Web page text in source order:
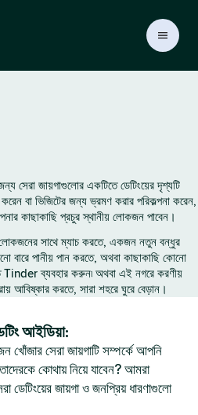
সেরা জায়গাগুলোর একটিতে ডেটিংয়ের দৃশ্যটি
বা ভিজিটের জন্য ভ্রমণ করার পরিকল্পনা করেন,
কাছাকাছি প্রচুর স্থানীয় লোকজন পাবেন।
সাথে ম্যাচ করতে, একজন নতুন বন্ধুর
বারে পানীয় পান করতে, অথবা কাছাকাছি কোনো
Tinder ব্যবহার করুন৷ অথবা এই নগরে করণীয়
আবিষ্কার করতে, সারা শহরে ঘুরে বেড়ান।
আইডিয়া:
খোঁজার সেরা জায়গাটি সম্পর্কে আপনি
কোথায় নিয়ে যাবেন? আমরা
ডেটিংয়ের জায়গা ও জনপ্রিয় ধারণাগুলো